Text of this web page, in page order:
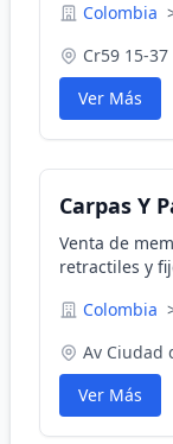
Colombia
Cr59 15-37
Ver Más
Carpas Y
Venta de
retractiles y
Colombia
Av Ciudad
Ver Más